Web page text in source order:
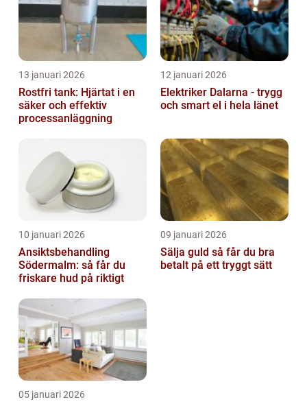
13 januari 2026
Rostfri tank: Hjärtat i en
säker och effektiv
processanläggning
12 januari 2026
Elektriker Dalarna - trygg
och smart el i hela länet
10 januari 2026
Ansiktsbehandling
Södermalm: så får du
friskare hud på riktigt
09 januari 2026
Sälja guld så får du bra
betalt på ett tryggt sätt
05 januari 2026